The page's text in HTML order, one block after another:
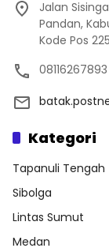
Jalan
Pandan,
Kode Pos
08116267893
Kategori
Tapanuli Tengah
Sibolga
Lintas Sumut
Medan